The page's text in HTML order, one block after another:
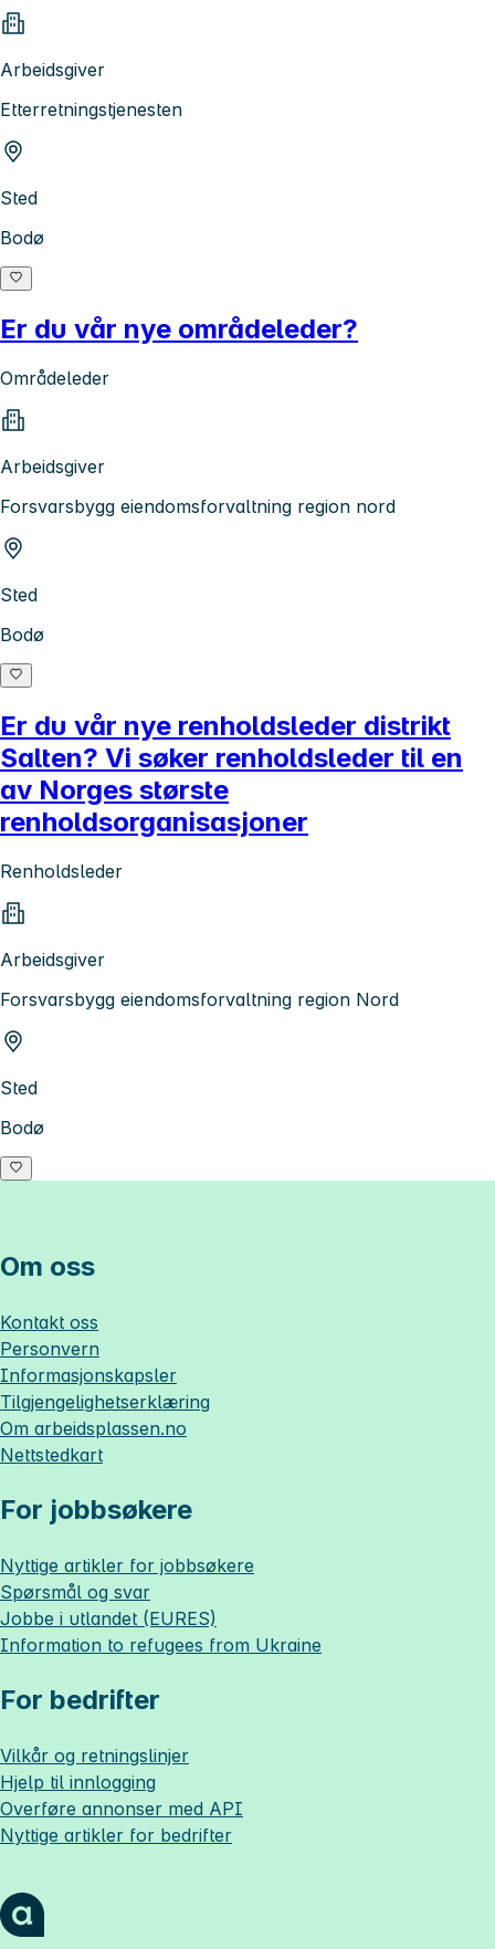
Arbeidsgiver
Etterretningstjenesten
Sted
Bodø
Er du vår nye områdeleder?
Områdeleder
Arbeidsgiver
Forsvarsbygg eiendomsforvaltning region nord
Sted
Bodø
Er du vår nye renholdsleder distrikt
Salten? Vi søker renholdsleder til en
av Norges største
renholdsorganisasjoner
Renholdsleder
Arbeidsgiver
Forsvarsbygg eiendomsforvaltning region Nord
Sted
Bodø
Om oss
Kontakt oss
Personvern
Informasjonskapsler
Tilgjengelighetserklæring
Om arbeidsplassen.no
Nettstedkart
For jobbsøkere
Nyttige artikler for jobbsøkere
Spørsmål og svar
Jobbe i utlandet (EURES)
Information to refugees from Ukraine
For bedrifter
Vilkår og retningslinjer
Hjelp til innlogging
Overføre annonser med API
Nyttige artikler for bedrifter